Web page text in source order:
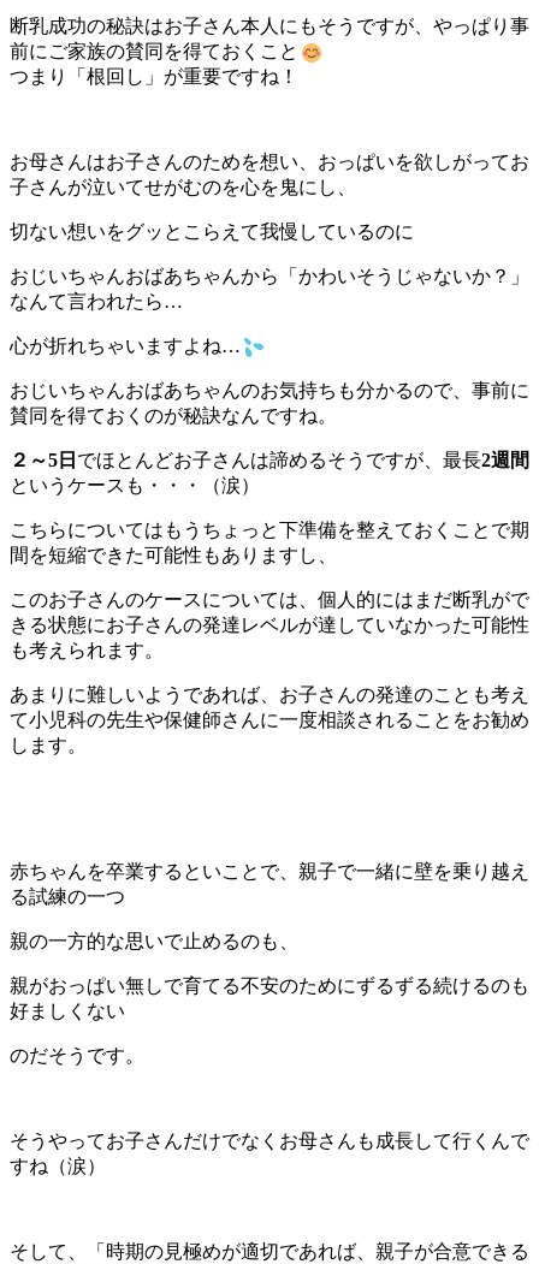
断乳成功の秘訣はお子さん本人にもそうですが、やっぱり事
前にご家族の賛同を得ておくこと
つまり「根回し」が重要ですね！
お母さんはお子さんのためを想い、おっぱいを欲しがってお
子さんが泣いてせがむのを心を鬼にし、
切ない想いをグッとこらえて我慢しているのに
おじいちゃんおばあちゃんから「かわいそうじゃないか？」
なんて言われたら…
心が折れちゃいますよね…
おじいちゃんおばあちゃんのお気持ちも分かるので、事前に
賛同を得ておくのが秘訣なんですね。
２～5日 でほとんどお子さんは諦めるそうですが、最長2週間
というケースも・・・（涙）
こちらについてはもうちょっと下準備を整えておくことで期
間を短縮できた可能性もありますし、
このお子さんのケースについては、個人的にはまだ断乳がで
きる状態にお子さんの発達レベルが達していなかった可能性
も考えられます。
あまりに難しいようであれば、お子さんの発達のことも考え
て小児科の先生や保健師さんに一度相談されることをお勧め
します。
赤ちゃんを卒業するといことで、親子で一緒に壁を乗り越え
る試練の一つ
親の一方的な思いで止めるのも、
親がおっぱい無しで育てる不安のためにずるずる続けるのも
好ましくない
のだそうです。
そうやってお子さんだけでなくお母さんも成長して行くんで
すね（涙）
そして、「時期の見極めが適切であれば、親子が合意できる